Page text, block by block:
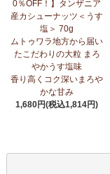
0％OFF！】タンザニア
産カシューナッツ＜うす
塩＞ 70g
ムトゥワラ地方から届い
たこだわりの大粒 まろ
やかうす塩味
香り高くコク深いまろや
かな甘み
1,680円(税込1,814円)